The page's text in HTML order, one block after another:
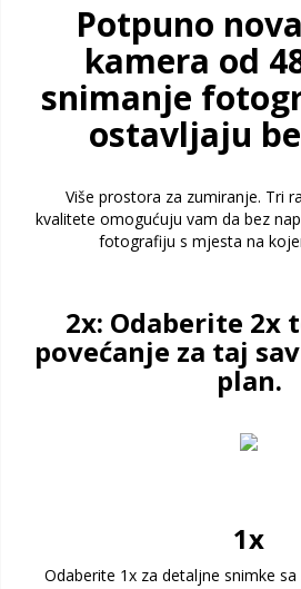
Potpuno
kamera od
snimanje
ostavljaju
Više prostora za zumiranje. Tri
kvalitete omogućuju vam da bez
fotografiju s mjesta na
2x: Odaberite 2x
povećanje za taj
plan.
1x
Odaberite 1x za detaljne snimke